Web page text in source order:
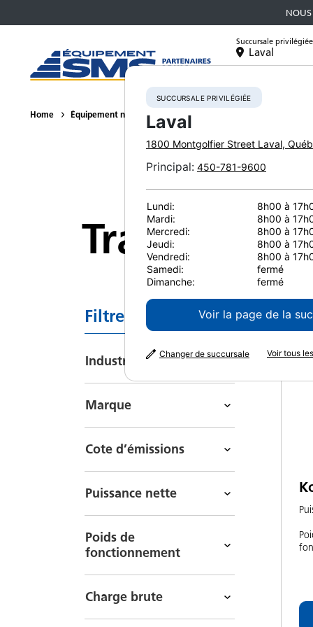
Succursale privilégiée
Laval
Home Équipement neuf Transporteurs
Filtres
Industrie
Marque
Cote d’émissions
Puissance nette
Poids de
fonctionnement
Charge brute
Trier
SUCCURSALE PRIVILÉGIÉE
Laval
1800 Montgolfier Street Laval,
Principal: 450-781-9600
Lundi:
8h00 à
Mardi:
8h00 à
Mercredi:
8h00 à
Jeudi:
8h00 à
Vendredi:
8h00 à
Samedi:
fermé
Dimanche:
fermé
Voir la page de la
Changer de succursale Voir tous